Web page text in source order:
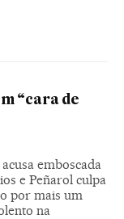
“cara de
emboscada
e Peñarol culpa
por mais um
na